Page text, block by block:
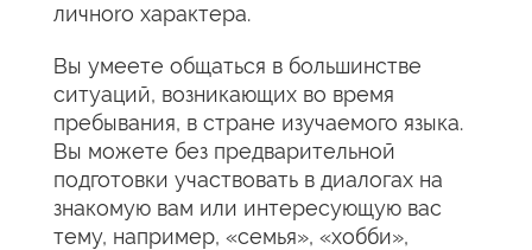
личноrо характера.
Вы умеете общаться в большинстве
ситуаций, возникающих во время
пребывания, в стране изучаемого языка.
Вы можете без предварительной
подготовки участвовать в диалогах на
знакомую вам или интересующую вас
тему, например, «семья», «хобби»,